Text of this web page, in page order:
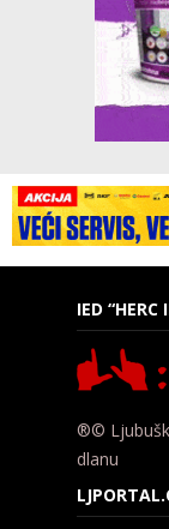
IED “HERC
®©
dlanu